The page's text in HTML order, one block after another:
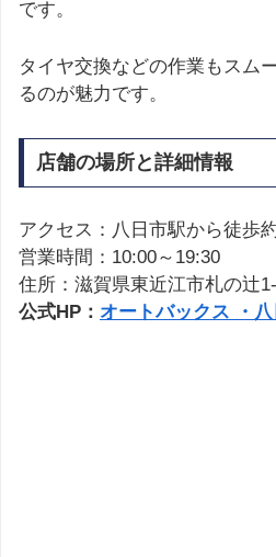
です。
タイヤ交換などの作業もスム
るのが魅力です。
店舗の場所と詳細情報
アクセス：八日市駅から徒歩
営業時間：10:00～19:30
住所：滋賀県東近江市札の辻
公式HP： オートバックス ・